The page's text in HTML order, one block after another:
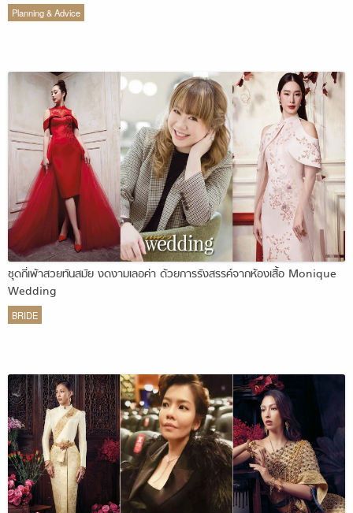
Planning & Advice
ชุดกี่เพ้าสวยทันสมัย งดงามเลอค่า ด้วยการรังสรรค์จากห้องเสื้อ Monique
Wedding
BRIDE